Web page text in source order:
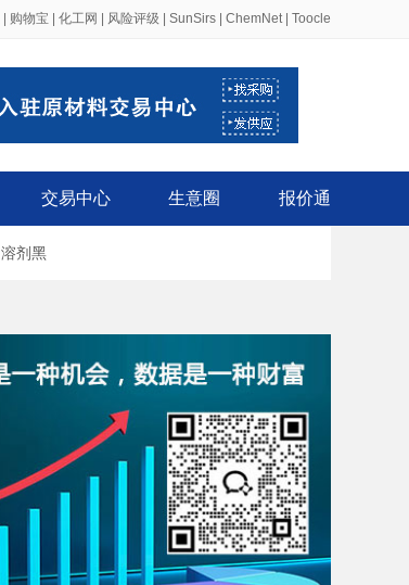
购物宝 化工网 风险评级 SunSirs ChemNet| Toocle
交易中心 生意圈 报价通
溶剂黑